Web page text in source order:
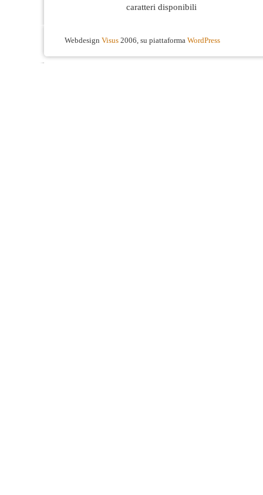
caratteri disponibili
Webdesign Visus 2006, su piattaforma WordPress